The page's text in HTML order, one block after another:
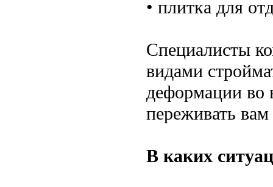
• плитка для
Специалисты
видами
деформации во
переживать
В каких